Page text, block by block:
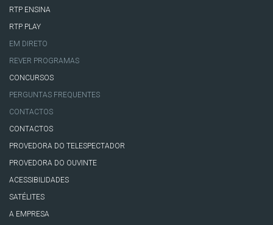
RTP ENSINA
RTP PLAY
EM DIRETO
REVER PROGRAMAS
CONCURSOS
PERGUNTAS FREQUENTES
CONTACTOS
CONTACTOS
PROVEDORA DO TELESPECTADOR
PROVEDORA DO OUVINTE
ACESSIBILIDADES
SATÉLITES
A EMPRESA